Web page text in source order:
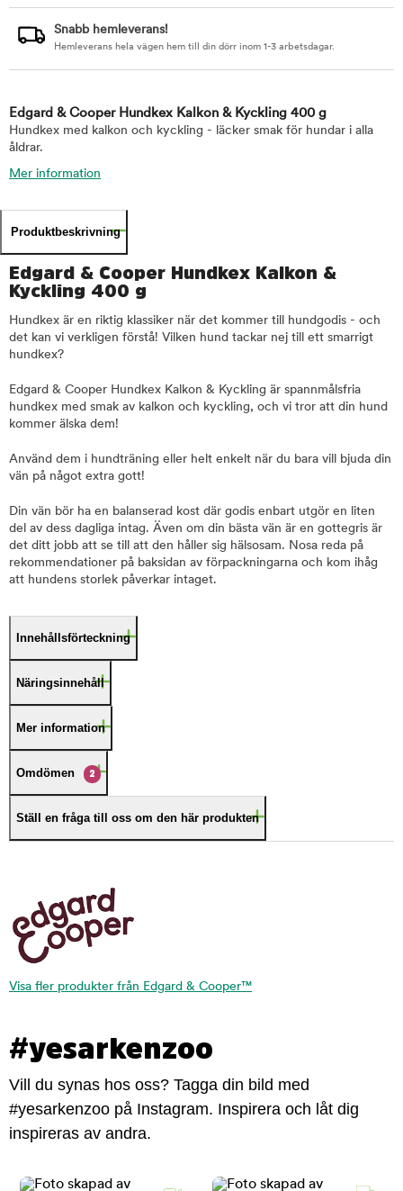
Snabb hemleverans!
Hemleverans hela vägen hem till din dörr inom 1-3 arbetsdagar.
Edgard & Cooper Hundkex Kalkon & Kyckling 400 g
Hundkex med kalkon och kyckling - läcker smak för hundar i alla
åldrar.
Mer information
Produktbeskrivning
Edgard & Cooper Hundkex Kalkon &
Kyckling 400 g
Hundkex är en riktig klassiker när det kommer till hundgodis - och
det kan vi verkligen förstå! Vilken hund tackar nej till ett smarrigt
hundkex?
Edgard & Cooper Hundkex Kalkon & Kyckling är spannmålsfria
hundkex med smak av kalkon och kyckling, och vi tror att din hund
kommer älska dem!
Använd dem i hundträning eller helt enkelt när du bara vill bjuda din
vän på något extra gott!
Din vän bör ha en balanserad kost där godis enbart utgör en liten
del av dess dagliga intag. Även om din bästa vän är en gottegris är
det ditt jobb att se till att den håller sig hälsosam. Nosa reda på
rekommendationer på baksidan av förpackningarna och kom ihåg
att hundens storlek påverkar intaget.
Innehållsförteckning
Näringsinnehåll
Mer information
Omdömen 2
Ställ en fråga till oss om den här produkten
Visa fler produkter från Edgard & Cooper™
#yesarkenzoo
Vill du synas hos oss? Tagga din bild med
#yesarkenzoo på Instagram. Inspirera och låt dig
inspireras av andra.